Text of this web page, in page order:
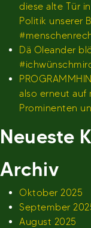
diese alte Tür
Politik unserer
Dä Oleander
also erneut auf
Prominenten
Neueste
Archiv
Oktober 2025
September
August 2025